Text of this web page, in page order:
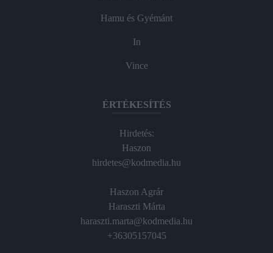
Hamu és Gyémánt
In
Vince
ÉRTÉKESÍTÉS
Hirdetés:
Haszon
hirdetes@kodmedia.hu
Haszon Agrár
Haraszti Márta
haraszti.marta@kodmedia.hu
+36305157045